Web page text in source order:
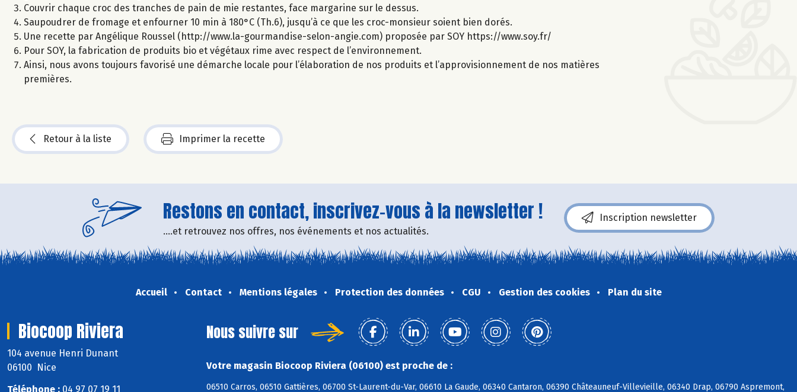
Couvrir chaque croc des tranches de pain de mie restantes, face margarine sur le dessus.
Saupoudrer de fromage et enfourner 10 min à 180°C (Th.6), jusqu’à ce que les croc-monsieur soient bien dorés.
Une recette par Angélique Roussel (http://www.la-gourmandise-selon-angie.com) proposée par SOY https://www.soy.fr/
Pour SOY, la fabrication de produits bio et végétaux rime avec respect de l’environnement.
Ainsi, nous avons toujours favorisé une démarche locale pour l’élaboration de nos produits et l’approvisionnement de nos matières
premières.
Retour à la liste Imprimer la recette
Restons en contact, inscrivez-vous à la newsletter !
....et retrouvez nos offres, nos événements et nos actualités.
Inscription newsletter
Accueil Contact Mentions légales Protection des données CGU Gestion des cookies Plan du site
Biocoop Riviera
104 avenue Henri Dunant
06100 Nice
Téléphone : 04 97 07 19 11
Nous suivre sur
Votre magasin Biocoop Riviera (06100) est proche de :
06510 Carros, 06510 Gattières, 06700 St-Laurent-du-Var, 06610 La Gaude, 06340 Cantaron, 06390 Châteauneuf-Villevieille, 06340 Drap, 06790 Aspremont,